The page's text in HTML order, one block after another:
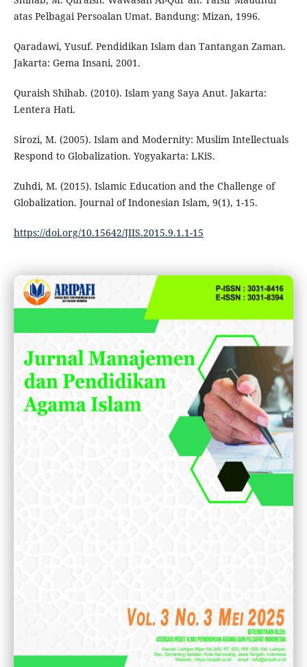
atas Pelbagai Persoalan Umat. Bandung: Mizan, 1996.
Qaradawi, Yusuf. Pendidikan Islam dan Tantangan Zaman.
Jakarta: Gema Insani, 2001.
Quraish Shihab. (2010). Islam yang Saya Anut. Jakarta:
Lentera Hati.
Sirozi, M. (2005). Islam and Modernity: Muslim Intellectuals
Respond to Globalization. Yogyakarta: LKiS.
Zuhdi, M. (2015). Islamic Education and the Challenge of
Globalization. Journal of Indonesian Islam, 9(1), 1-15.
https://doi.org/10.15642/JIIS.2015.9.1.1-15